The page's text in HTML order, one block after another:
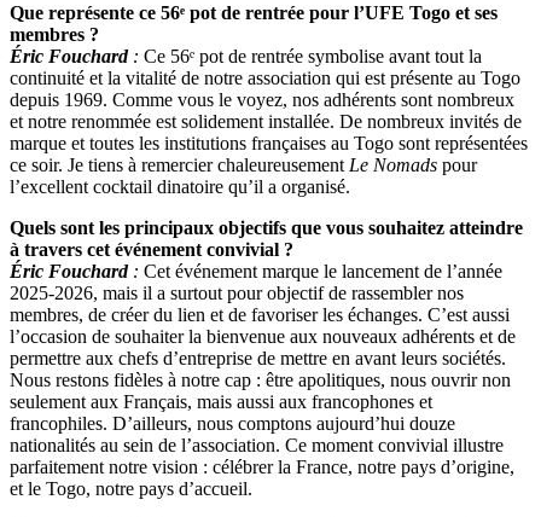
Que représente ce 56ᵉ pot de rentrée pour l’UFE Togo et ses
membres ?
Éric Fouchard: Ce 56ᵉ pot de rentrée symbolise avant tout la
continuité et la vitalité de notre association qui est présente au Togo
depuis 1969. Comme vous le voyez, nos adhérents sont nombreux
et notre renommée est solidement installée. De nombreux invités de
marque et toutes les institutions françaises au Togo sont représentées
ce soir. Je tiens à remercier chaleureusement Le Nomads pour
l’excellent cocktail dinatoire qu’il a organisé.
Quels sont les principaux objectifs que vous souhaitez atteindre
à travers cet événement convivial ?
Éric Fouchard : Cet événement marque le lancement de l’année
2025-2026, mais il a surtout pour objectif de rassembler nos
membres, de créer du lien et de favoriser les échanges. C’est aussi
l’occasion de souhaiter la bienvenue aux nouveaux adhérents et de
permettre aux chefs d’entreprise de mettre en avant leurs sociétés.
Nous restons fidèles à notre cap : être apolitiques, nous ouvrir non
seulement aux Français, mais aussi aux francophones et
francophiles. D’ailleurs, nous comptons aujourd’hui douze
nationalités au sein de l’association. Ce moment convivial illustre
parfaitement notre vision : célébrer la France, notre pays d’origine,
et le Togo, notre pays d’accueil.